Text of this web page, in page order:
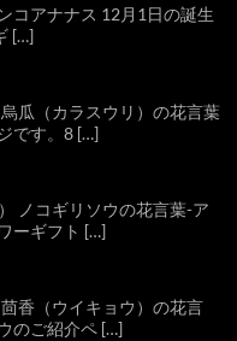
コアナナス 12月1日の誕生
[…]
瓜（カラスウリ）の花言葉
です。8 […]
ノコギリソウの花言葉-ア
ーギフト […]
香（ウイキョウ）の花言
のご紹介ペ […]